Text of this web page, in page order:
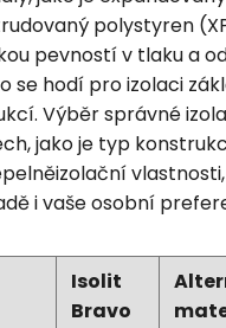
polystyren
pevností v tlaku a
se hodí pro izolaci
Výběr správné
jako je typ
i vaše osobní
Isolit
Bravo